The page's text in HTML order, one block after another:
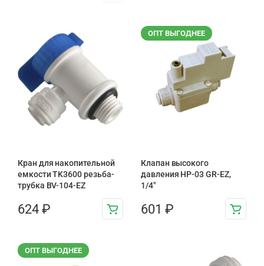
Кран для накопительной
емкости TK3600 резьба-
трубка BV-104-EZ
624 ₽
ОПТ ВЫГОДНЕЕ
Клапан высокого
давления HP-03 GR-EZ,
1/4"
601 ₽
ОПТ ВЫГОДНЕЕ